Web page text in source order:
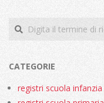
21Cerca
CATEGORIE
registri scuola infanzia